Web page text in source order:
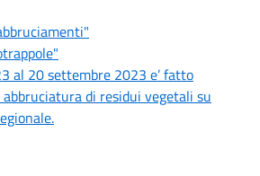
al 20 settembre 2023 e’ fatto
di residui vegetali su